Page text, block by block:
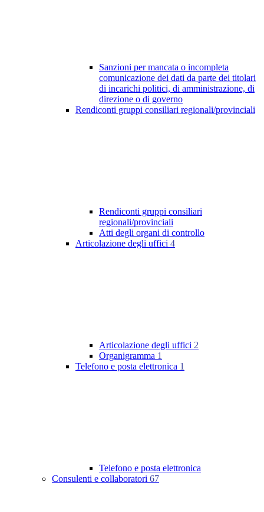
Sanzioni per mancata o incompleta
comunicazione dei dati da parte dei titolari
di incarichi politici, di amministrazione, di
direzione o di governo
Rendiconti gruppi consiliari regionali/provinciali
Rendiconti gruppi consiliari
regionali/provinciali
Atti degli organi di controllo
Articolazione degli uffici 4
Articolazione degli uffici 2
Organigramma 1
Telefono e posta elettronica 1
Telefono e posta elettronica
Consulenti e collaboratori 67